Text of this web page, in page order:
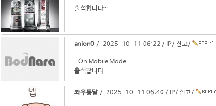
출석합니다~
anion0 / 2025-10-11 06:22 / IP/ 신고/
-On Mobile Mode -
출석합니다
좌우통달 / 2025-10-11 06:40 / IP/ 신고/